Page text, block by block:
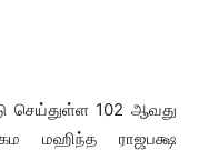
செய்துள்ள 102 ஆவது
மஹிந்த ராஜபக்ஷ